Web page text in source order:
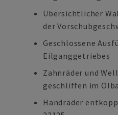
Übersichtlicher
der
Geschlossene
Eilganggetriebes
Zahnräder und
geschliffen im
Handräder